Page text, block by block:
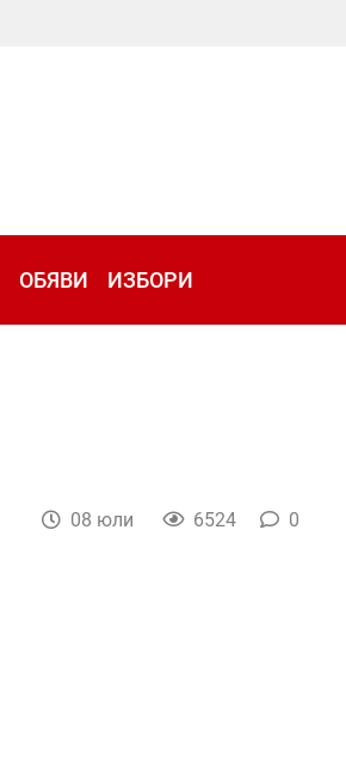
ОБЯВИ ИЗБОРИ
08 юли 6524 0